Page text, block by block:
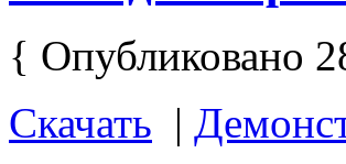
{ Опубликовано
Скачать |